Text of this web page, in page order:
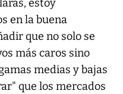
estoy
en la buena
que no solo se
más caros sino
medias y bajas
que los mercados